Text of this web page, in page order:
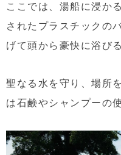
ここでは、湯船に浸か
されたプラスチックの
げて頭から豪快に浴び
聖なる水を守り、場所
は石鹸やシャンプーの